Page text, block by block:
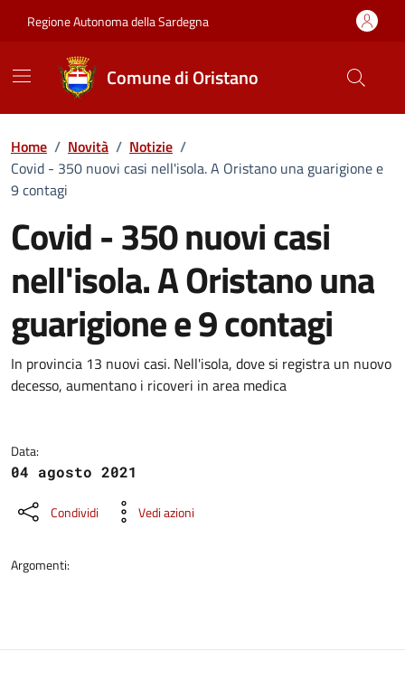
Regione Autonoma della Sardegna
Comune di Oristano
Home / Novità / Notizie /
Covid - 350 nuovi casi nell'isola. A Oristano una guarigione e
9 contagi
Covid - 350 nuovi casi
nell'isola. A Oristano una
guarigione e 9 contagi
Dettagli della notizia
In provincia 13 nuovi casi. Nell'isola, dove si registra un nuovo
decesso, aumentano i ricoveri in area medica
Data:
04 agosto 2021
Condividi Vedi azioni
Argomenti: